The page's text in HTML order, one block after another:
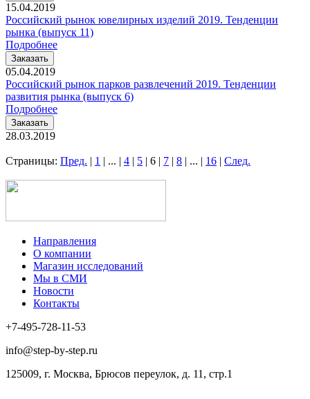
15.04.2019
Российский рынок ювелирных изделий 2019. Тенденции
рынка (выпуск 11)
Подробнее
Заказать
05.04.2019
Российский рынок парков развлечений 2019. Тенденции
развития рынка (выпуск 6)
Подробнее
Заказать
28.03.2019
Страницы: Пред. | 1 | ... | 4 | 5 | 6 | 7 | 8 | ... | 16 | След.
Направления
О компании
Магазин исследований
Мы в СМИ
Новости
Контакты
+7-495-728-11-53
info@step-by-step.ru
125009, г. Москва, Брюсов переулок, д. 11, стр.1